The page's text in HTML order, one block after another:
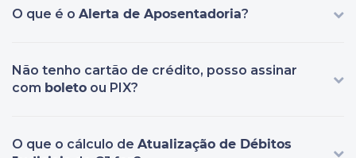
O que é o Alerta de Aposentadoria?
Não tenho cartão de crédito, posso assinar
com boleto ou PIX?
O que o cálculo de Atualização de Débitos